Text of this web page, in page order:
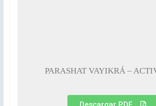
PARASHAT VAYIKRÁ –